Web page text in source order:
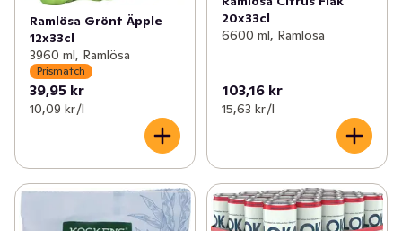
Ramlösa Grönt Äpple
12x33cl
3960 ml, Ramlösa
Prismatch
39,95 kr
10,09 kr /l
20x33cl
6600 ml, Ramlösa
103,16 kr
15,63 kr /l